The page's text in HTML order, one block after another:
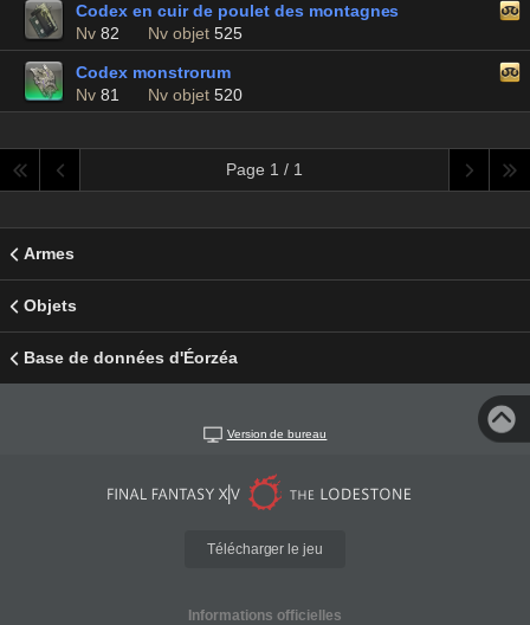
Codex en cuir de poulet des montagnes
Nv 82 Nv objet 525
Codex monstrorum
Nv 81 Nv objet 520
Page 1 / 1
Armes
Objets
Base de données d'Éorzéa
Version de bureau
Télécharger le jeu
Informations officielles